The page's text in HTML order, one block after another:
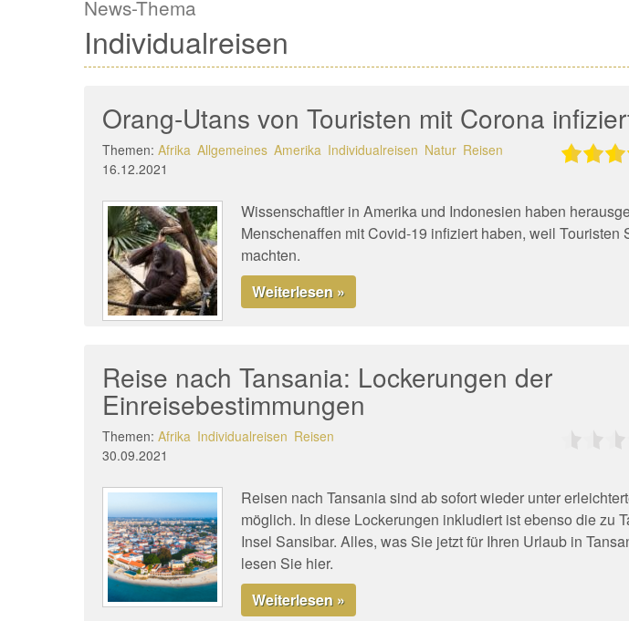
News-Thema
Individualreisen
Orang-Utans von Touristen mit Corona
Themen: Afrika Allgemeines Amerika Individualreisen Natur Reisen
16.12.2021
Wissenschaftler in Amerika und Indonesien haben
Menschenaffen mit Covid-19 infiziert haben, weil Touristen
machten.
Weiterlesen »
Reise nach Tansania: Lockerungen der
Einreisebestimmungen
Themen: Afrika Individualreisen Reisen
30.09.2021
Reisen nach Tansania sind ab sofort wieder unter
möglich. In diese Lockerungen inkludiert ist ebenso die zu
Insel Sansibar. Alles, was Sie jetzt für Ihren Urlaub in
lesen Sie hier.
Weiterlesen »